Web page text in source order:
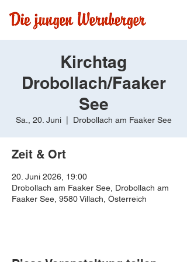
Kirchtag
Drobollach/Faaker
See
Sa., 20. Juni
  |
Drobollach am Faaker See
Zeit & Ort
20. Juni 2026, 19:00
Drobollach am Faaker See, Drobollach am
Faaker See, 9580 Villach, Österreich